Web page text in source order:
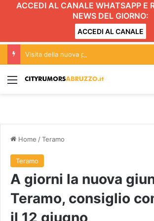
ACCEDI AL CANALE WHATSAPP E
NEWS DEL GIORNO:
ACCEDI AL CANALE
Visita della nuova prefetta nella Asl di
Menu
Home /Teramo
Teramo
A giorni la nuova
Teramo, consiglio